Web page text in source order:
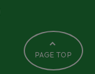
PAGE TOP